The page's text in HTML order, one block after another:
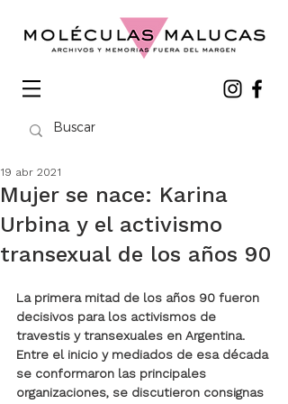
Mujer se nace: Karina
Urbina y el activismo
transexual de los años 90
19 abr 2021
La primera mitad de los años 90 fueron
decisivos para los activismos de
travestis y transexuales en Argentina.
Entre el inicio y mediados de esa década
se conformaron las principales
organizaciones, se discutieron consignas